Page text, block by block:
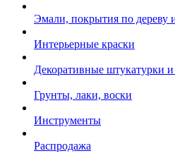
Эмали, покрытия по дереву
Интерьерные краски
Декоративные штукатурки и
Грунты, лаки, воски
Инструменты
Распродажа